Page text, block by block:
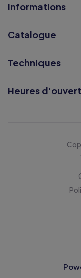
Informations
Catalogue
Techniques
Heures